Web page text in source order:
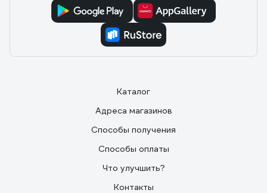
Каталог
Адреса магазинов
Способы получения
Способы оплаты
Что улучшить?
Контакты